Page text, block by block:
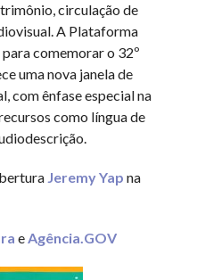
circulação de
A Plataforma
comemorar o 32º
uma nova janela de
com ênfase especial na
como língua de
Jeremy Yap na
eAgência.GOV